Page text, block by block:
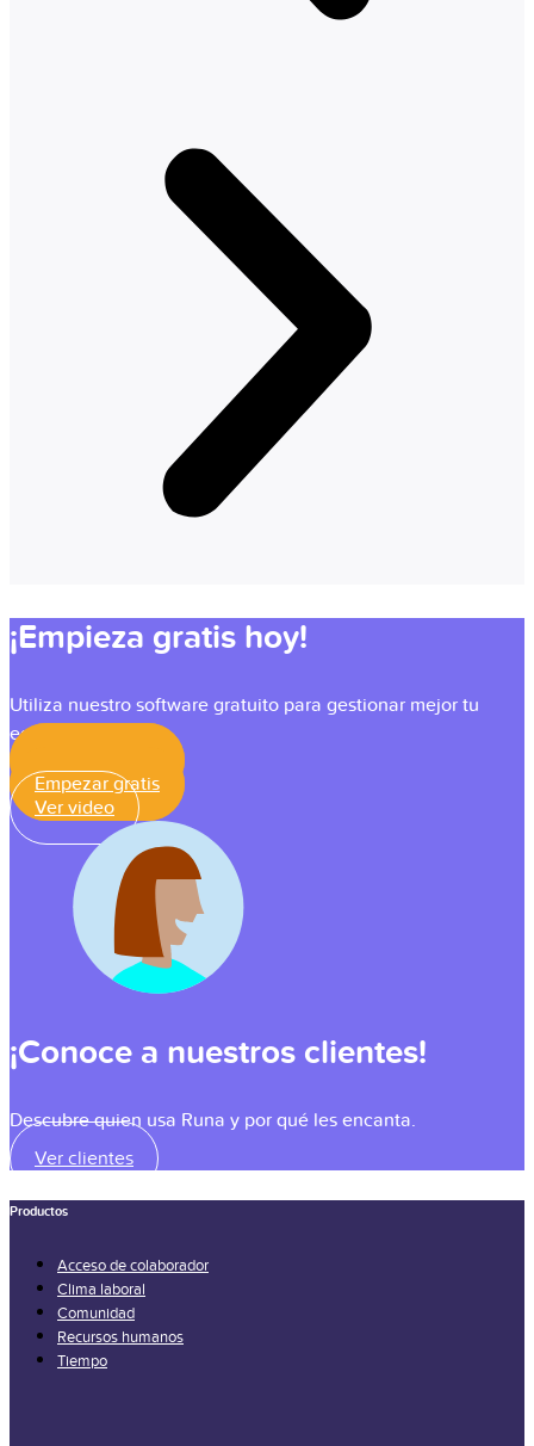
¡Empieza gratis hoy!
Utiliza nuestro software gratuito para gestionar mejor tu
equipo.
Empezar gratis
Ver video
¡Conoce a nuestros clientes!
Descubre quien usa Runa y por qué les encanta.
Ver clientes
Productos
Acceso de colaborador
Clima laboral
Comunidad
Recursos humanos
Tiempo